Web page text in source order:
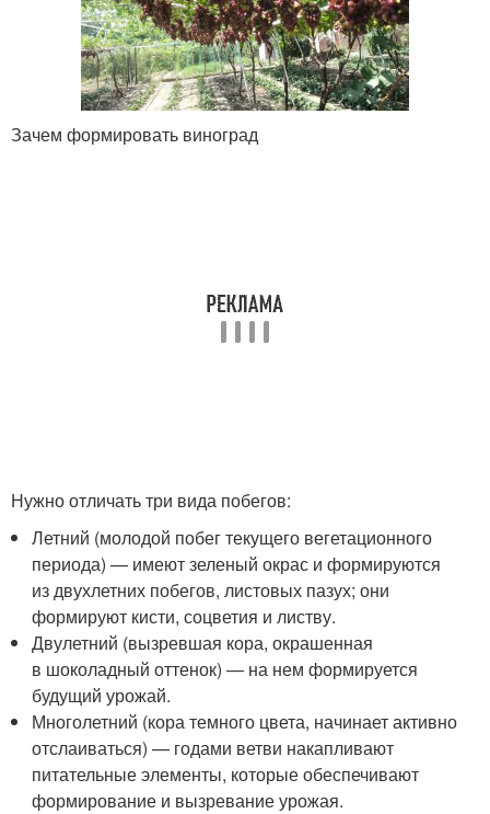
Зачем формировать виноград
Нужно отличать три вида побегов:
Летний (молодой побег текущего вегетационного
периода) — имеют зеленый окрас и формируются
из двухлетних побегов, листовых пазух; они
формируют кисти, соцветия и листву.
Двулетний (вызревшая кора, окрашенная
в шоколадный оттенок) — на нем формируется
будущий урожай.
Многолетний (кора темного цвета, начинает активно
отслаиваться) — годами ветви накапливают
питательные элементы, которые обеспечивают
формирование и вызревание урожая.